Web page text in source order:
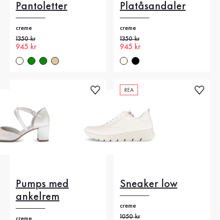
Pantoletter
creme
Gammalt pris
1350 kr
Nytt pris
945 kr
Platåsandaler
creme
Gammalt pris
1350 kr
Nytt pris
945 kr
Pumps med
ankelrem
creme
REA
Sneaker low
creme
Gammalt pris
1050 kr